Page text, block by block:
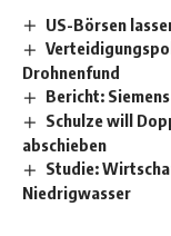
US-Börsen
Drohnenfund
Bericht:
Schulze will
abschieben
Studie:
Niedrigwasser